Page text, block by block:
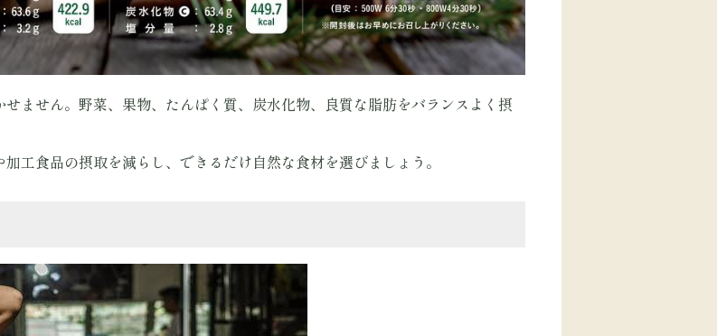
ません。野菜、果物、たんぱく質、炭水化物、良質な脂肪をバランスよく摂
工食品の摂取を減らし、できるだけ自然な食材を選びましょう。